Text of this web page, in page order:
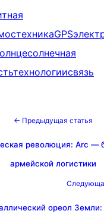
техникаGPS
солнечная
технологиисвязь
← Предыдущая статья
революция: Arc —
армейской логистики
ореол Земли: